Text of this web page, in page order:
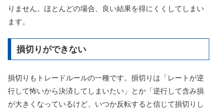
りません。ほとんどの場合、良い結果を得にくくしてしまい
ます。
損切りができない
損切りもトレードルールの一種です。損切りは「レートが逆
行して怖いから決済してしまいたい」とか「逆行して含み損
が大きくなっているけど、いつか反転すると信じて損切りし